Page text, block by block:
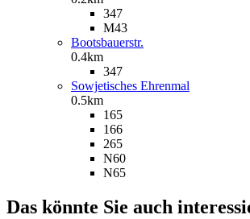
347
M43
Bootsbauerstr.
0.4km
347
Sowjetisches Ehrenmal
0.5km
165
166
265
N60
N65
Das könnte Sie auch